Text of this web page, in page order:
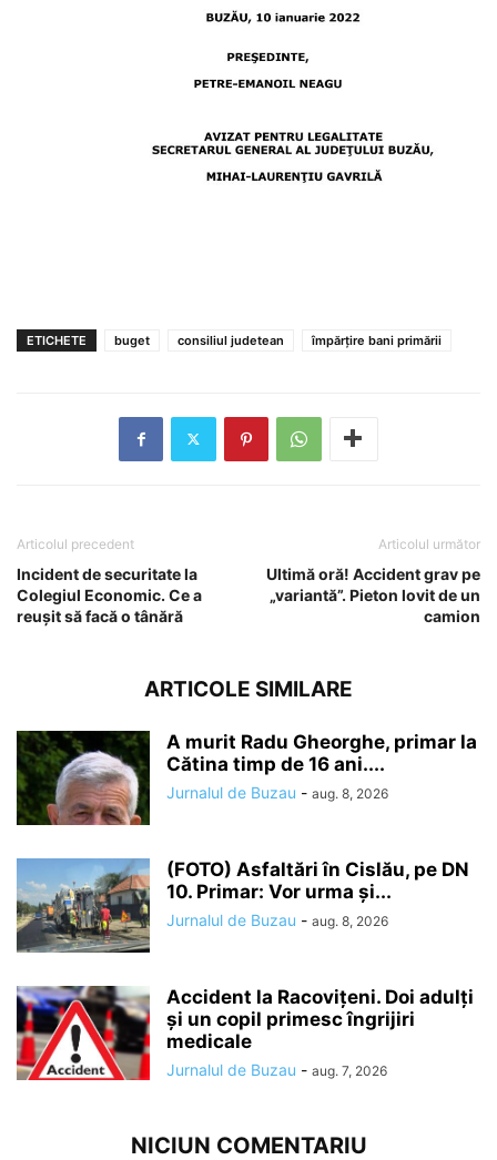
ETICHETE buget consiliul judetean împărțire bani primării
Articolul precedent
Incident de securitate la
Colegiul Economic. Ce a
reușit să facă o tânără
Articolul următor
Ultimă oră! Accident grav pe
„variantă”. Pieton lovit de un
camion
ARTICOLE SIMILARE
A murit Radu Gheorghe, primar la
Cătina timp de 16 ani....
Jurnalul de Buzau - aug. 8, 2026
(FOTO) Asfaltări în Cislău, pe DN
10. Primar: Vor urma și...
Jurnalul de Buzau - aug. 8, 2026
Accident la Racovițeni. Doi adulți
și un copil primesc îngrijiri
medicale
Jurnalul de Buzau - aug. 7, 2026
NICIUN COMENTARIU